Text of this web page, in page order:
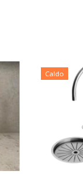
Caldo